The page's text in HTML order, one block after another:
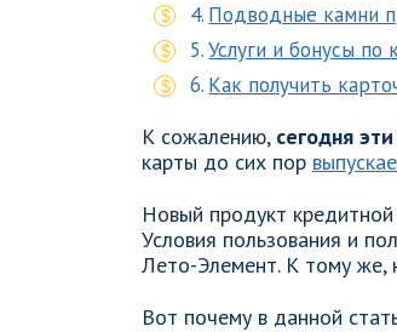
Подводные камни
Услуги и бонусы по
Как получить
К сожалению, сегодня
карты до сих пор
Новый продукт
Условия пользования и
Лето-Элемент. К тому же,
Вот почему в данной